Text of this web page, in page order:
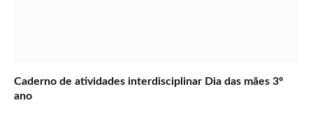
Caderno de atividades interdisciplinar Dia das mães 3º
ano